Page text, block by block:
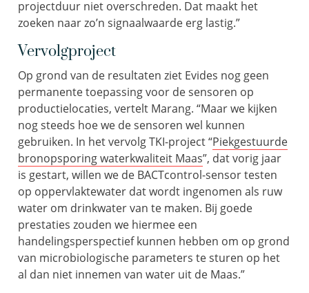
projectduur niet overschreden. Dat maakt het
zoeken naar zo’n signaalwaarde erg lastig.”
Vervolgproject
Op grond van de resultaten ziet Evides nog geen
permanente toepassing voor de sensoren op
productielocaties, vertelt Marang. “Maar we kijken
nog steeds hoe we de sensoren wel kunnen
gebruiken. In het vervolg TKI-project “Piekgestuurde
bronopsporing waterkwaliteit Maas”, dat vorig jaar
is gestart, willen we de BACTcontrol-sensor testen
op oppervlaktewater dat wordt ingenomen als ruw
water om drinkwater van te maken. Bij goede
prestaties zouden we hiermee een
handelingsperspectief kunnen hebben om op grond
van microbiologische parameters te sturen op het
al dan niet innemen van water uit de Maas.”